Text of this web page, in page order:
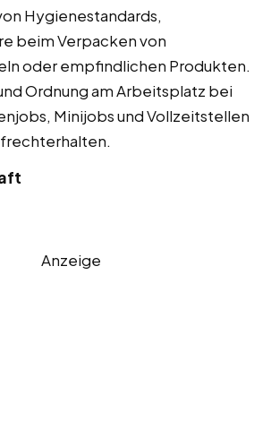
Hygienestandards,
beim Verpacken von
oder empfindlichen Produkten.
Ordnung am Arbeitsplatz bei
Minijobs und Vollzeitstellen
Anzeige